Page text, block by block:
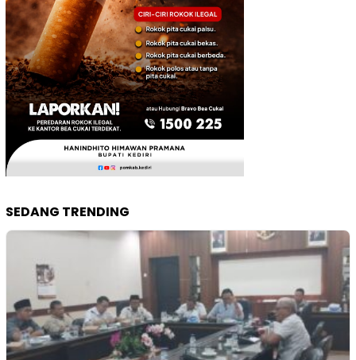
SEDANG TRENDING